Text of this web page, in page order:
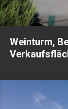
Weinturm,
Weinturm,